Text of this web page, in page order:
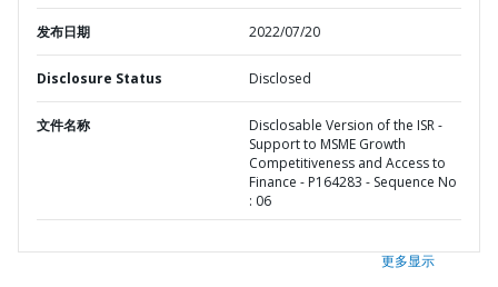
发布日期 2022/07/20
Disclosure Status Disclosed
文件名称
Disclosable Version of the ISR -
Support to MSME Growth
Competitiveness and Access to
Finance - P164283 - Sequence No
: 06
更多显示